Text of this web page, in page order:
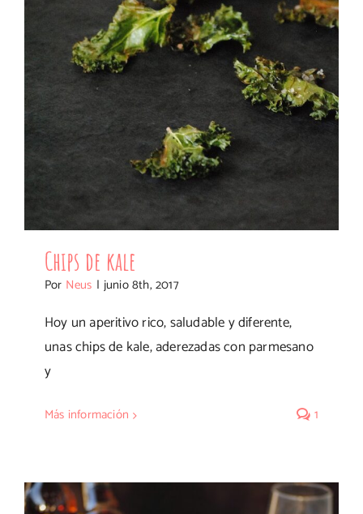
Chips de kale
Chips de kale
Por Neus | junio 8th, 2017
Hoy un aperitivo rico, saludable y diferente,
unas chips de kale, aderezadas con parmesano
y
Más información 1